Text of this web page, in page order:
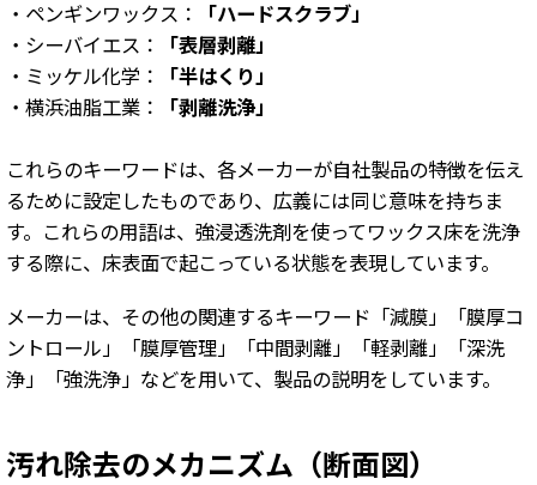
・ペンギンワックス：
「ハードスクラブ」
・シーバイエス：
「表層剥離」
・ミッケル化学：
「半はくり」
・横浜油脂工業：
「剥離洗浄」
これらのキーワードは、各メーカーが自社製品の特徴を伝え
るために設定したものであり、広義には同じ意味を持ちま
す。これらの用語は、強浸透洗剤を使ってワックス床を洗浄
する際に、床表面で起こっている状態を表現しています。
メーカーは、その他の関連するキーワード「減膜」「膜厚コ
ントロール」「膜厚管理」「中間剥離」「軽剥離」「深洗
浄」「強洗浄」などを用いて、製品の説明をしています。
汚れ除去のメカニズム（断面図）